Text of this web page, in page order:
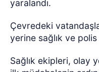
yaralandı.
Çevredeki
yerine sağlık ve
Sağlık ekipleri, olay